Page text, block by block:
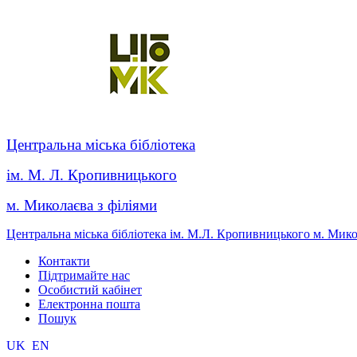
Центральна міська бібліотека
ім. М. Л. Кропивницького
м. Миколаєва з філіями
Центральна міська бібліотека ім. М.Л. Кропивницького м.
Контакти
Підтримайте нас
Особистий кабінет
Електронна пошта
Пошук
UK EN